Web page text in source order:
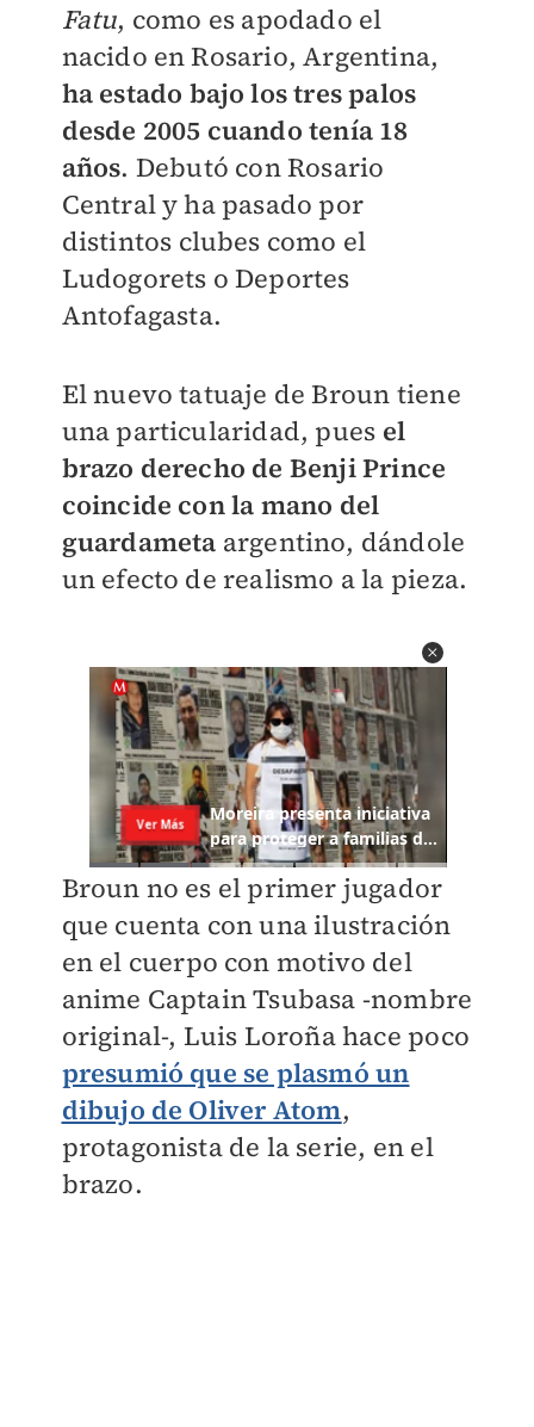
Fatu, como es apodado el
nacido en Rosario, Argentina,
ha estado bajo los tres palos
desde 2005 cuando tenía 18
años. Debutó con Rosario
Central y ha pasado por
distintos clubes como el
Ludogorets o Deportes
Antofagasta.
El nuevo tatuaje de Broun tiene
una particularidad, pues el
brazo derecho de Benji Prince
coincide con la mano del
guardameta argentino, dándole
un efecto de realismo a la pieza.
Broun no es el primer jugador
que cuenta con una ilustración
en el cuerpo con motivo del
anime Captain Tsubasa -nombre
original-, Luis Loroña hace poco
presumió que se plasmó un
dibujo de Oliver Atom,
protagonista de la serie, en el
brazo.